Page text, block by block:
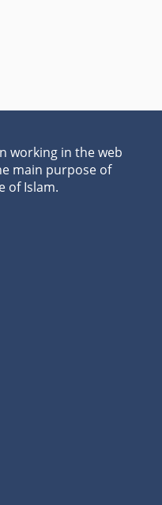
working in the web
main purpose of
of Islam.